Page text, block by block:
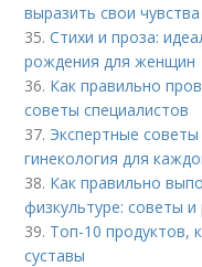
выразить свои чувства
35.Стихи и проза:
рождения для женщин
36. Как правильно
советы специалистов
37. Экспертные
гинекология для
38. Как правильно
физкультуре: советы
39. Топ-10 продуктов,
суставы